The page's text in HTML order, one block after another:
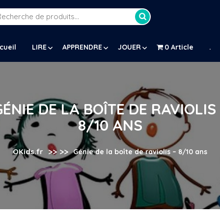
LIRE APPRENDRE JOUER 0 Article .
DE LA BOÎTE DE RAVIOLIS
8/10 ANS
OKids.fr >> >> Génie de la boîte de raviolis – 8/10 ans